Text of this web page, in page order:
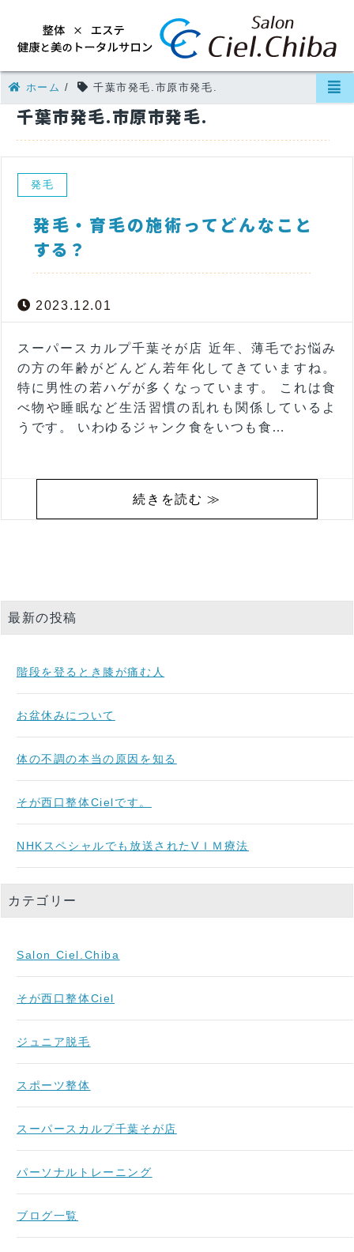
ホーム / 千葉市発毛.市原市発毛.
千葉市発毛.市原市発毛.
発毛
発毛・育毛の施術ってどんなこと
する？
2023.12.01
スーパースカルプ千葉そが店 近年、薄毛でお悩み
の方の年齢がどんどん若年化してきていますね。
特に男性の若ハゲが多くなっています。 これは食
べ物や睡眠など生活習慣の乱れも関係しているよ
うです。 いわゆるジャンク食をいつも食…
続きを読む ≫
最新の投稿
階段を登るとき膝が痛む人
お盆休みについて
体の不調の本当の原因を知る
そが西口整体Cielです。
NHKスペシャルでも放送されたVＩＭ療法
カテゴリー
Salon Ciel.Chiba
そが西口整体Ciel
ジュニア脱毛
スポーツ整体
スーパースカルプ千葉そが店
パーソナルトレーニング
ブログ一覧